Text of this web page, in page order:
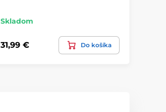
Skladom
31,99 € Do košíka